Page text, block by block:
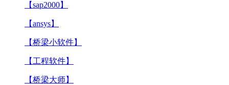
【sap2000】
【ansys】
【桥梁小软件】
【工程软件】
【桥梁大师】